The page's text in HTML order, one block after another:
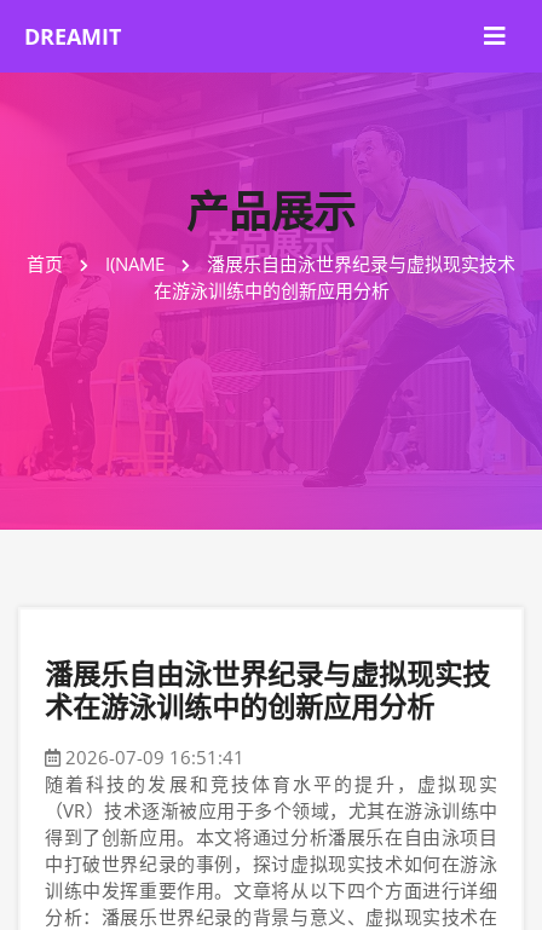
产品展示
首页 I(NAME
潘展乐自由泳世界纪录与虚拟现实技术
在游泳训练中的创新应用分析
潘展乐自由泳世界纪录与虚拟现实技
术在游泳训练中的创新应用分析
2026-07-09 16:51:41
随着科技的发展和竞技体育水平的提升，虚拟现实
（VR）技术逐渐被应用于多个领域，尤其在游泳训练中
得到了创新应用。本文将通过分析潘展乐在自由泳项目
中打破世界纪录的事例，探讨虚拟现实技术如何在游泳
训练中发挥重要作用。文章将从以下四个方面进行详细
分析：潘展乐世界纪录的背景与意义、虚拟现实技术在